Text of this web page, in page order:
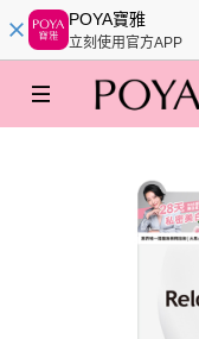
POYA寶雅
立刻使用官方APP